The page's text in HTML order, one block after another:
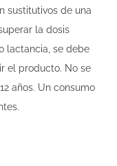
sustitutivos de una
la dosis
lactancia, se debe
el producto. No se
años. Un consumo